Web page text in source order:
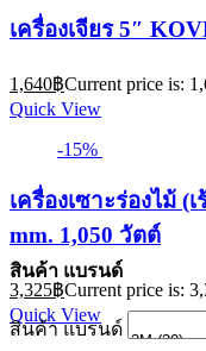
เครื่องเจียร 5″
1,640฿Current price is:
Quick View
-15%
เครื่องเซาะร่องไม้ (
mm. 1,050 วัตต์
3,325฿Current price is:
Quick View
สินค้า แบรนด์
สินค้า แบรนด์